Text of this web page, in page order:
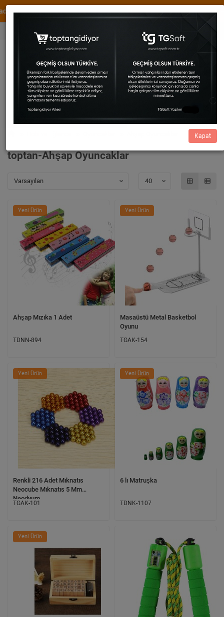
WhatsApp Destek XML ve Dropshipping
Cüzdan
0,00
0536 456 82 73
0533 414 54 29
toptan-Ahşap Oyuncaklar
Yeni Ürün
Ahşap Mızıka 1 Adet
TDNN-894
Yeni Ürün
Masaüstü Metal Basketbol
Oyunu
TGAK-154
Yeni Ürün
Renkli 216 Adet Mıknatıs
Neocube Mıknatıs 5 Mm
Neodyum
TGAK-101
Yeni Ürün
6 lı Matruşka
TDNK-1107
Yeni Ürün
Kapat